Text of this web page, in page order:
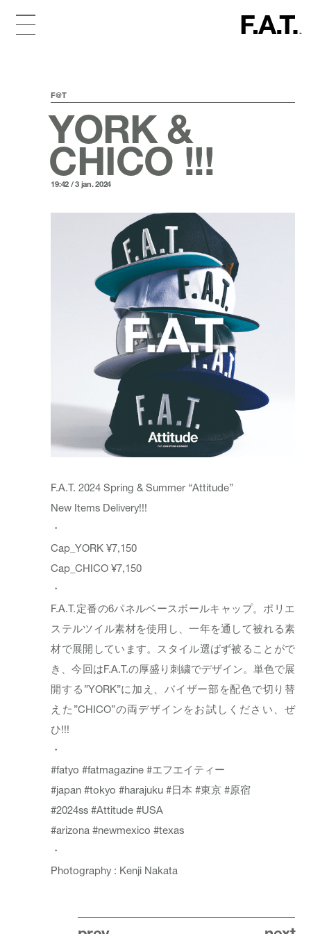
F@T
YORK &
CHICO !!!
19:42 / 3 jan. 2024
F.A.T. 2024 Spring & Summer “Attitude”
New Items Delivery!!!
・
Cap_YORK ¥7,150
Cap_CHICO ¥7,150
・
F.A.T.定番の6パネルベースボールキャップ。ポリエ
ステルツイル素材を使用し、一年を通して被れる素
材で展開しています。スタイル選ばず被ることがで
き、今回はF.A.T.の厚盛り刺繍でデザイン。単色で展
開する”YORK”に加え、バイザー部を配色で切り替
えた”CHICO”の両デザインをお試しください、ぜ
ひ!!!
・
#fatyo #fatmagazine #エフエイティー
#japan #tokyo #harajuku #日本 #東京 #原宿
#2024ss #Attitude #USA
#arizona #newmexico #texas
・
Photography : Kenji Nakata